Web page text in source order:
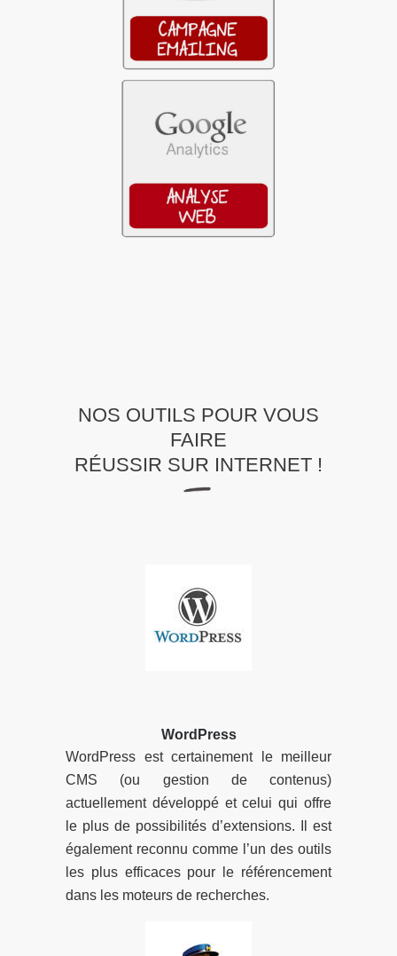
NOS OUTILS POUR VOUS
FAIRE
RÉUSSIR SUR INTERNET !
WordPress
WordPress est certainement le meilleur
CMS (ou gestion de contenus)
actuellement développé et celui qui offre
le plus de possibilités d’extensions. Il est
également reconnu comme l’un des outils
les plus efficaces pour le référencement
dans les moteurs de recherches.